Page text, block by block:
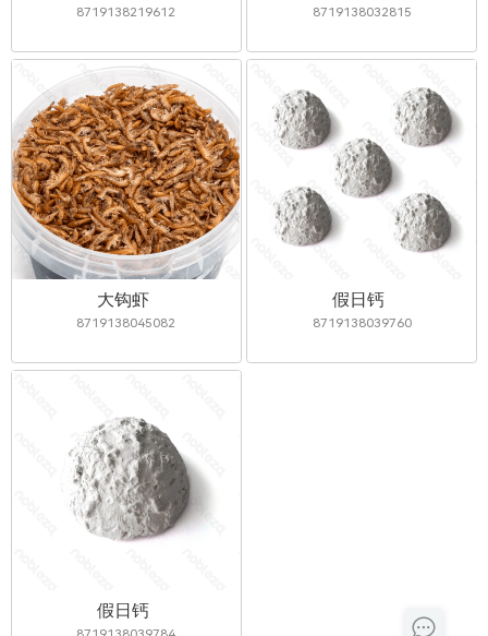
8719138219612 8719138032815
大钩虾
8719138045082
假日钙
8719138039760
假日钙